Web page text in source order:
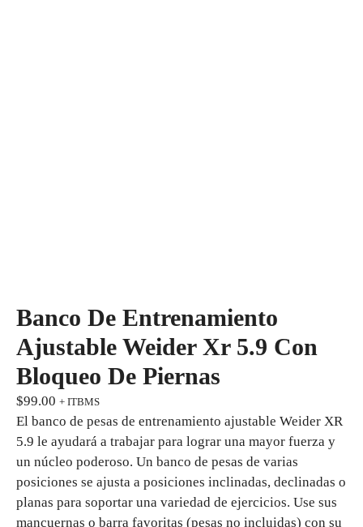
Banco De Entrenamiento
Ajustable Weider Xr 5.9 Con
Bloqueo De Piernas
$99.00 + ITBMS
El banco de pesas de entrenamiento ajustable Weider XR
5.9 le ayudará a trabajar para lograr una mayor fuerza y ​​
un núcleo poderoso. Un banco de pesas de varias
posiciones se ajusta a posiciones inclinadas, declinadas o
planas para soportar una variedad de ejercicios. Use sus
mancuernas o barra favoritas (pesas no incluidas) con su